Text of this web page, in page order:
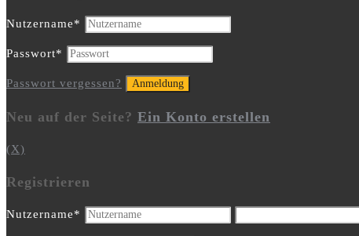
Nutzername*
Passwort*
Passwort vergessen?
Neu auf der Seite? Ein Konto erstellen
(X)
Registrieren
Nutzername*